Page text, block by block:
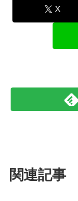
X
関連記事